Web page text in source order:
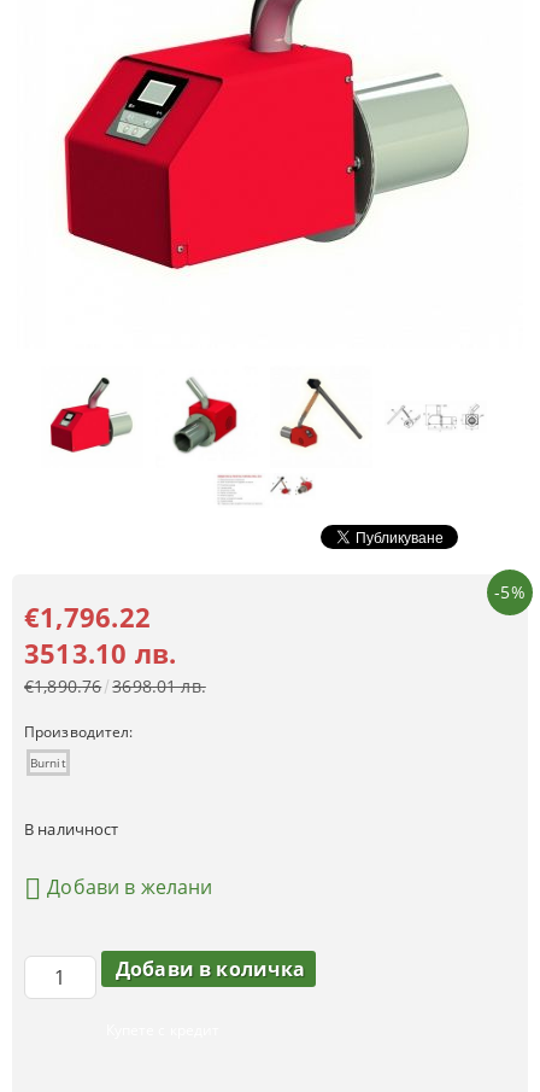
-5%
€1,796.22
3513.10 лв.
€1,890.76 3698.01 лв.
Производител:
Burnit
В наличност
Добави в желани